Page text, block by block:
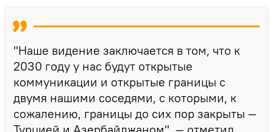
"Наше видение заключается в том, что к
2030 году у нас будут открытые
коммуникации и открытые границы с
двумя нашими соседями, с которыми, к
сожалению, границы до сих пор закрыты —